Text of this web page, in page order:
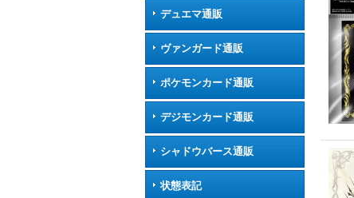
デュエマ通販
ヴァンガード通販
ポケモンカード通販
デジモンカード通販
シャドウバース通販
状態表記